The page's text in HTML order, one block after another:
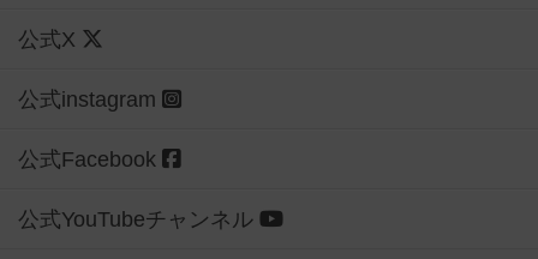
公式X
公式instagram
公式Facebook
公式YouTubeチャンネル